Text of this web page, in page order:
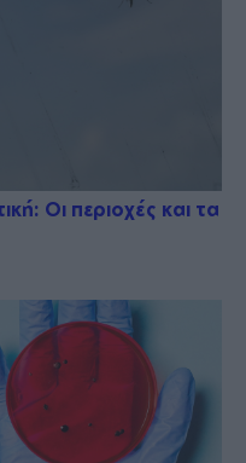
Οι περιοχές και τα